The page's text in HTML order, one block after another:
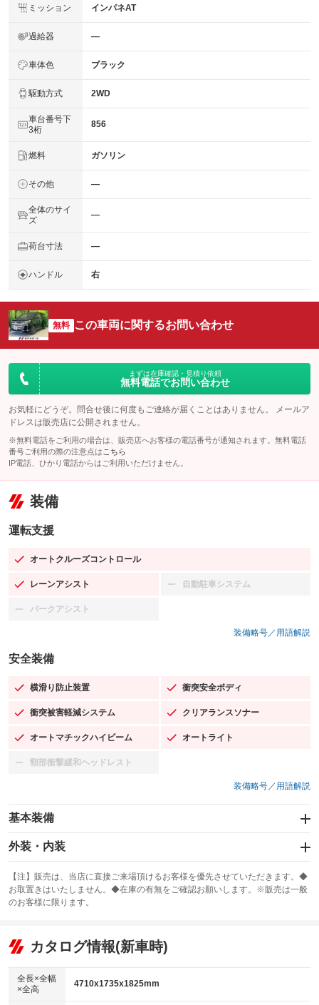
ミッション インパネAT
過給器 ―
車体色 ブラック
駆動方式 2WD
車台番号下
3桁
856
燃料 ガソリン
その他 ―
全体のサイ
ズ
―
荷台寸法 ―
ハンドル 右
無料 この車両に関するお問い合わせ
まずは在庫確認・見積り依頼
無料電話でお問い合わせ
お気軽にどうぞ。問合せ後に何度もご連絡が届くことはありません。 メールア
ドレスは販売店に公開されません。
※無料電話をご利用の場合は、販売店へお客様の電話番号が通知されます。無料電話
番号ご利用の際の注意点は こちら
IP電話、ひかり電話からはご利用いただけません。
装備
運転支援
オートクルーズコントロール
：装備あり
レーンアシスト
：装備あり 自動駐車システム
：装備なし
パークアシスト
：装備なし
装備略号／用語解説
安全装備
横滑り防止装置
：装備あり 衝突安全ボディ
：装備あり
衝突被害軽減システム
：装備あり クリアランスソナー
：装備あり
オートマチックハイビーム
：装備あり オートライト
：装備あり
頸部衝撃緩和ヘッドレスト
：装備なし
装備略号／用語解説
基本装備
エアバッグ：運転席/助手席
：装備あり
：装備あり
サンルーフ
：装備なし ABS
リフトアップ
：装備なし
：装備なし
パワーウィンドウ
外装・内装
カーナビ：SDナビ
：装備あり
TV：フルセグ
：装備あり
ビジュアル：-／DVD再生
：装備あり
アルミホイール：16インチ
：装備あり
【注】販売は、当店に直接ご来場頂けるお客様を優先させていただきます。◆
お取置きはいたしません。◆在庫の有無をご確認お願いします。※販売は一般
のお客様に限ります。
カタログ情報(新車時)
全長×全幅
×全高
4710x1735x1825mm